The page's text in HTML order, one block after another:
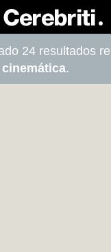
24 resultados
.